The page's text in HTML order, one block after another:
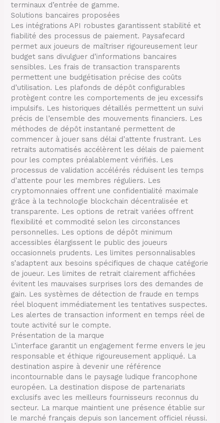
terminaux d’entrée de gamme.
Solutions bancaires proposées
Les intégrations API robustes garantissent stabilité et
fiabilité des processus de paiement. Paysafecard
permet aux joueurs de maîtriser rigoureusement leur
budget sans divulguer d’informations bancaires
sensibles. Les frais de transaction transparents
permettent une budgétisation précise des coûts
d’utilisation. Les plafonds de dépôt configurables
protègent contre les comportements de jeu excessifs
impulsifs. Les historiques détaillés permettent un suivi
précis de l’ensemble des mouvements financiers. Les
méthodes de dépôt instantané permettent de
commencer à jouer sans délai d’attente frustrant. Les
retraits automatisés accélèrent les délais de paiement
pour les comptes préalablement vérifiés. Les
processus de validation accélérés réduisent les temps
d’attente pour les membres réguliers. Les
cryptomonnaies offrent une confidentialité maximale
grâce à la technologie blockchain décentralisée et
transparente. Les options de retrait variées offrent
flexibilité et commodité selon les circonstances
personnelles. Les options de dépôt minimum
accessibles élargissent le public des joueurs
occasionnels prudents. Les limites personnalisables
s’adaptent aux besoins spécifiques de chaque catégorie
de joueur. Les limites de retrait clairement affichées
évitent les mauvaises surprises lors des demandes de
gain. Les systèmes de détection de fraude en temps
réel bloquent immédiatement les tentatives suspectes.
Les alertes de transaction informent en temps réel de
toute activité sur le compte.
Présentation de la marque
L’interface garantit un engagement ferme envers le jeu
responsable et éthique rigoureusement appliqué. La
destination aspire à devenir une référence
incontournable dans le paysage ludique francophone
européen. La destination dispose de partenariats
exclusifs avec les meilleurs fournisseurs reconnus du
secteur. La marque maintient une présence établie sur
le marché français depuis son lancement officiel réussi.